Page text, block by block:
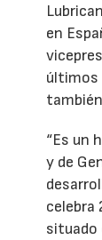
en
últimos
“Es un
y de
celebra
situado